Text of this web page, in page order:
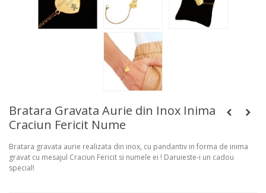
Bratara Gravata Aurie din Inox Inima
Craciun Fericit Nume
Bratara gravata aurie realizata din inox, cu pandantiv in forma de inima
gravat cu mesajul Craciun Fericit si numele ei ! Daruieste-i un cadou
special!